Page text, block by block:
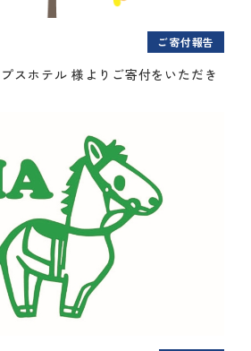
ご寄付報告
スホテル 様よりご寄付をいただき